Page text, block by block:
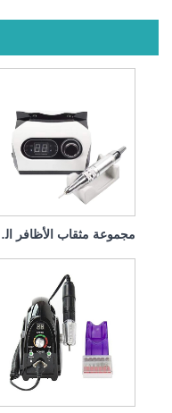
مجموعة مثقاب الأظافر